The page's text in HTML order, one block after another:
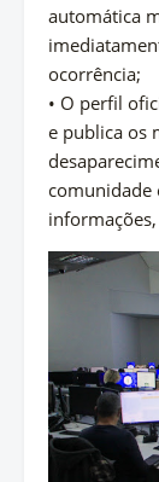
automática
ocorrência;
• O perfil
e publica os
comunidade